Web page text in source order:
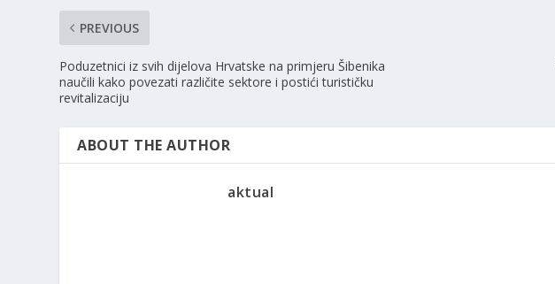
PREVIOUS
Poduzetnici iz svih dijelova Hrvatske na primjeru Šibenika
naučili kako povezati različite sektore i postići turističku
revitalizaciju
ABOUT THE AUTHOR
aktual